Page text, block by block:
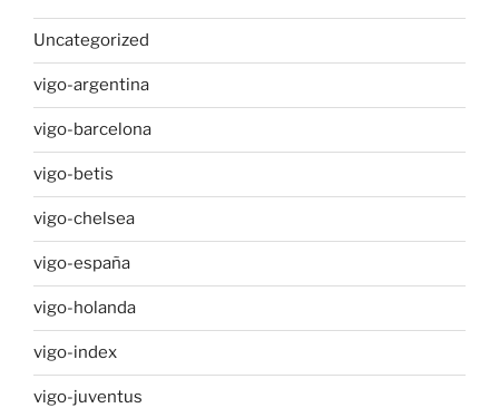
Uncategorized
vigo-argentina
vigo-barcelona
vigo-betis
vigo-chelsea
vigo-españa
vigo-holanda
vigo-index
vigo-juventus